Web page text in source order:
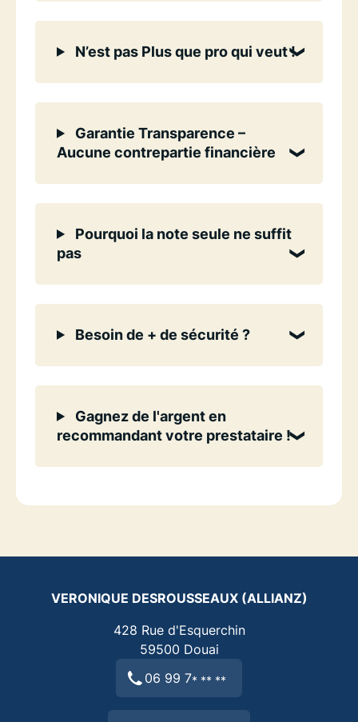
N’est pas Plus que pro qui veut !
Garantie Transparence –
Aucune contrepartie financière
Pourquoi la note seule ne suffit
pas
Besoin de + de sécurité ?
Gagnez de l'argent en
recommandant votre prestataire !
VERONIQUE DESROUSSEAUX (ALLIANZ)
428 Rue d'Esquerchin
59500 Douai
06 99 7* ** **